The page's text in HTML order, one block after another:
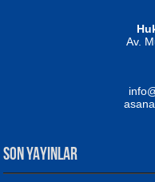
Av.
SON YAYINLAR